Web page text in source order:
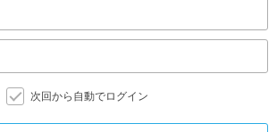
次回から自動でログイン